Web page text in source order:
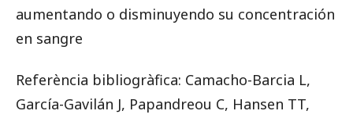
aumentando o disminuyendo su concentración
en sangre
Referència bibliogràfica: Camacho-Barcia L,
García-Gavilán J, Papandreou C, Hansen TT,